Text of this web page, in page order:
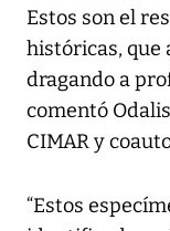
Estos son el
históricas, que
dragando a
comentó
CIMAR y
“Estos